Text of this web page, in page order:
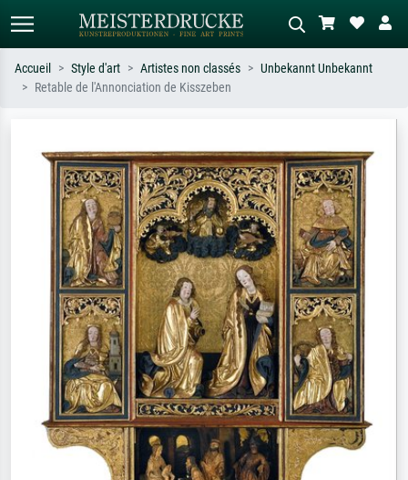
ex. Monet, Nuit étoilée,
impressionnisme, vague de Hokusai,
nu.
abstrait avec beaucoup de rouge,
tableau sombre, nu debout près d'un
arbre.
Accueil Style d'art Artistes non classés
Unbekannt Unbekannt
Retable de l'Annonciation de Kisszeben